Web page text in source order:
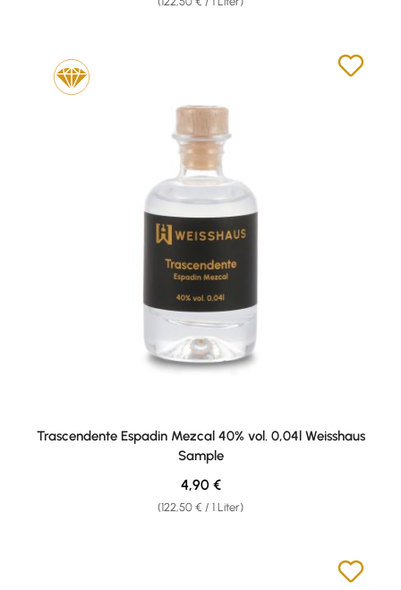
Trascendente Espadin Mezcal 40% vol. 0,04l Weisshaus
Sample
(122,50 € / 1 Liter)
Regulärer Preis:
4,90 €